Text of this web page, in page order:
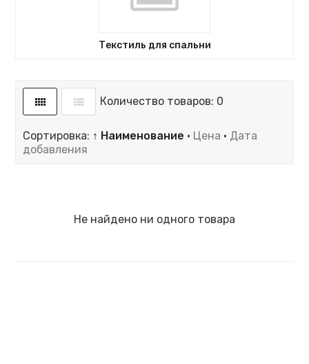
Текстиль для спальни
Количество товаров: 0
Сортировка: ↑ Наименование · Цена · Дата
добавления
Не найдено ни одного товара